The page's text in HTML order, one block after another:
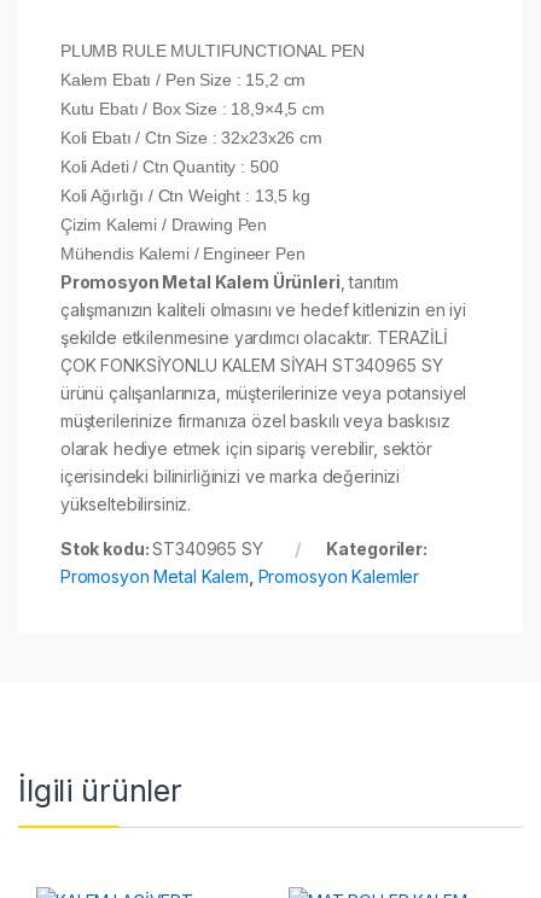
PLUMB RULE MULTIFUNCTIONAL PEN
Kalem Ebatı / Pen Size : 15,2 cm
Kutu Ebatı / Box Size : 18,9×4,5 cm
Koli Ebatı / Ctn Size : 32x23x26 cm
Koli Adeti / Ctn Quantity : 500
Koli Ağırlığı / Ctn Weight : 13,5 kg
Çizim Kalemi / Drawing Pen
Mühendis Kalemi / Engineer Pen
Promosyon Metal Kalem Ürünleri , tanıtım
çalışmanızın kaliteli olmasını ve hedef kitlenizin en iyi
şekilde etkilenmesine yardımcı olacaktır. TERAZİLİ
ÇOK FONKSİYONLU KALEM SİYAH ST340965 SY
ürünü çalışanlarınıza, müşterilerinize veya potansiyel
müşterilerinize firmanıza özel baskılı veya baskısız
olarak hediye etmek için sipariş verebilir, sektör
içerisindeki bilinirliğinizi ve marka değerinizi
yükseltebilirsiniz.
Stok kodu:ST340965 SY
Kategoriler:
Promosyon Metal Kalem Promosyon Kalemler
İlgili ürünler